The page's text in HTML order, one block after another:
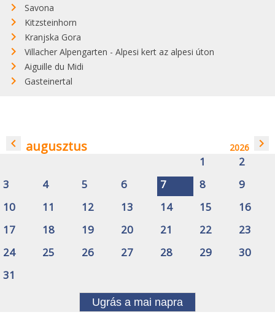
Savona
Kitzsteinhorn
Kranjska Gora
Villacher Alpengarten - Alpesi kert az alpesi úton
Aiguille du Midi
Gasteinertal
navigate_before augusztus 2026 navigate_next
1
2
3
4 5 6 7 8
9
10
11 12 13 14 15
16
17
18 19 20 21 22
23
24
25 26 27 28 29
30
31
Ugrás a mai napra